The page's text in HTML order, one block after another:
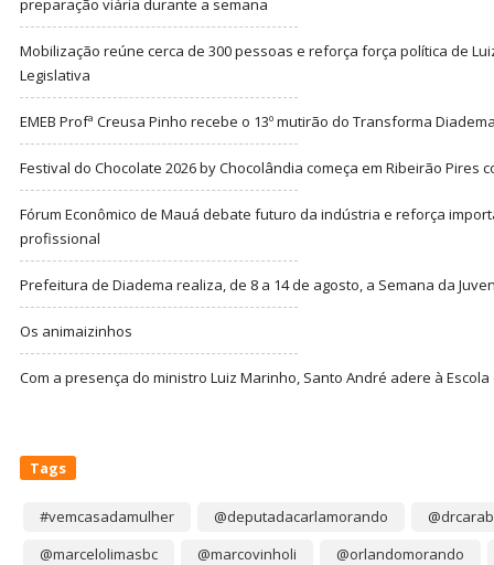
Mobilização reúne cerca de 300 pessoas e reforça força política de
Legislativa
EMEB Profª Creusa Pinho recebe o 13º mutirão do Transforma
Festival do Chocolate 2026 by Chocolândia começa em Ribeirão Pires
Fórum Econômico de Mauá debate futuro da indústria e reforça
profissional
Prefeitura de Diadema realiza, de 8 a 14 de agosto, a Semana da
Os animaizinhos
Com a presença do ministro Luiz Marinho, Santo André adere à
Tags
#vemcasadamulher @deputadacarlamorando
@marcelolimasbc
@marcovinholi @orlandomorando